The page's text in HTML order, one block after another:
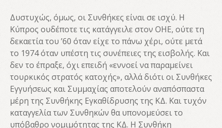
Δυστυχώς, όμως, οι Συνθήκες είναι σε ισχύ. Η
Κύπρος ουδέποτε τις κατάγγειλε στον ΟΗΕ, ούτε τη
δεκαετία του ’60 όταν είχε το πάνω χέρι, ούτε μετά
το 1974 όταν υπέστη τις συνέπειες της εισβολής. Και
δεν το έπραξε, όχι επειδή «εννοεί να παραμείνει
τουρκικός στρατός κατοχής», αλλά διότι οι Συνθήκες
Εγγυήσεως και Συμμαχίας αποτελούν αναπόσπαστα
μέρη της Συνθήκης Εγκαθίδρυσης της ΚΔ. Και τυχόν
καταγγελία των Συνθηκών θα υπονομεύσει το
υπόβαθρο νομιμότητας της ΚΔ. Η Συνθήκη